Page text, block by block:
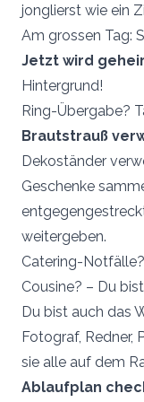
jonglierst wie ein
Am grossen Tag:
Jetzt wird
Hintergrund!
Ring-Übergabe?
Brautstrauß
Dekoständer
Geschenke
weitergeben.
Catering-
Cousine? – Du
Du bist auch das
Fotograf, Redner,
sie alle auf dem
Ablaufplan